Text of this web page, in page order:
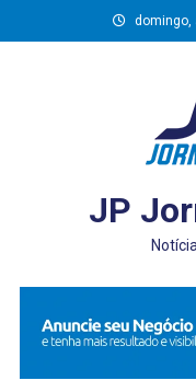
to
domingo,
JP